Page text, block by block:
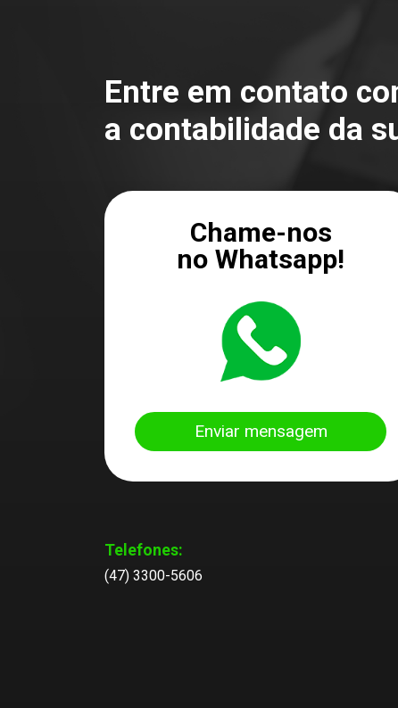
Entre em contato
a contabilidade da
Chame-nos
no Whatsapp!
Enviar mensagem
Telefones:
(47) 3300-5606